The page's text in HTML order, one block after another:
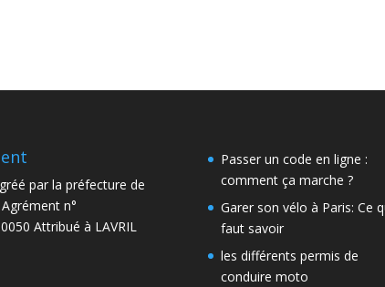
par la préfecture de
n°
Attribué à LAVRIL
Passer un code en ligne :
comment ça marche ?
Garer son vélo à Paris: Ce
faut savoir
les différents permis de
conduire moto